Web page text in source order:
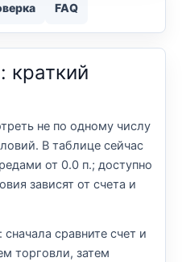
FAQ
краткий
не по одному числу
В таблице сейчас
от 0.0 п.; доступно
зависят от счета и
сравните счет и
торговли, затем